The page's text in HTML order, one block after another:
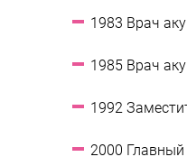
1983 Врач
1985 Врач
1992
2000